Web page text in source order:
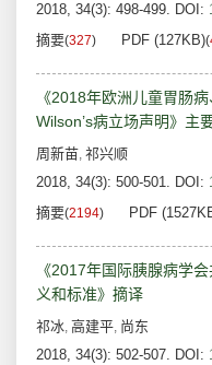
2018, 34(3): 498-499. DOI:
摘要(327) PDF (127KB)(
《2018年欧洲儿童胃肠
Wilson’s病立场声明》主
周新苗, 祁兴顺
2018, 34(3): 500-501. DOI:
摘要(2194) PDF
《2017年国际胰腺病学
义和标准》摘译
祁冰, 高建平, 尚东
2018, 34(3): 502-507. DOI: